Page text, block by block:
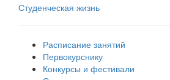
Студенческая жизнь
Расписание занятий
Первокурснику
Конкурсы и фестивали